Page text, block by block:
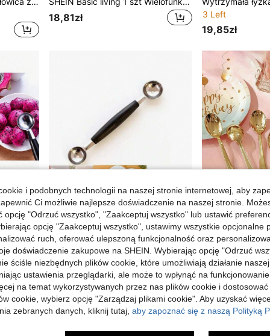
18,81zł
3 Left
19,85zł
1 szt. stalowa łyżka do kulek owocowych, dwustronna łyżka do kulek z owoców i melona, łyżka do kulek z arbuza, kreatywna łyżka do owoców, dwugłowa łyżka do arbuza, łyżka do melona muszlowego, łyżka do lodów, narzędzie kuchenne, akcesorium kuchenne
Stalowa łyżka do lodów, cukierków, arbuza i kiwi, łyżka do lodów w kształcie kulek z owocami, dwugłowicowa łyżka do lodów i owoców, gładka, okrągła łyżka do melona, odpowiednia do arbuza, lodów, owoców, lodów, klopsików
21 Left
16,00zł
Założono rok temu
24 Left
14,00zł
i podobnych technologii na naszej stronie internetowej, aby
Ci możliwie najlepsze doświadczenie na naszej stronie.
opcję "Odrzuć wszystko", "Zaakceptuj wszystko" lub ustawić
opcję "Zaakceptuj wszystko", ustawimy wszystkie opcjonalne
ruch, oferować ulepszoną funkcjonalność oraz
doświadczenie zakupowe na SHEIN. Wybierając opcję "Odrzuć
ściśle niezbędnych plików cookie, które umożliwiają działanie
ustawienia przeglądarki, ale może to wpłynąć na
na temat wykorzystywanych przez nas plików cookie i
cookie, wybierz opcję "Zarządzaj plikami cookie". Aby uzyskać
zebranych danych, kliknij tutaj, aby zapoznać się z naszą Polityką